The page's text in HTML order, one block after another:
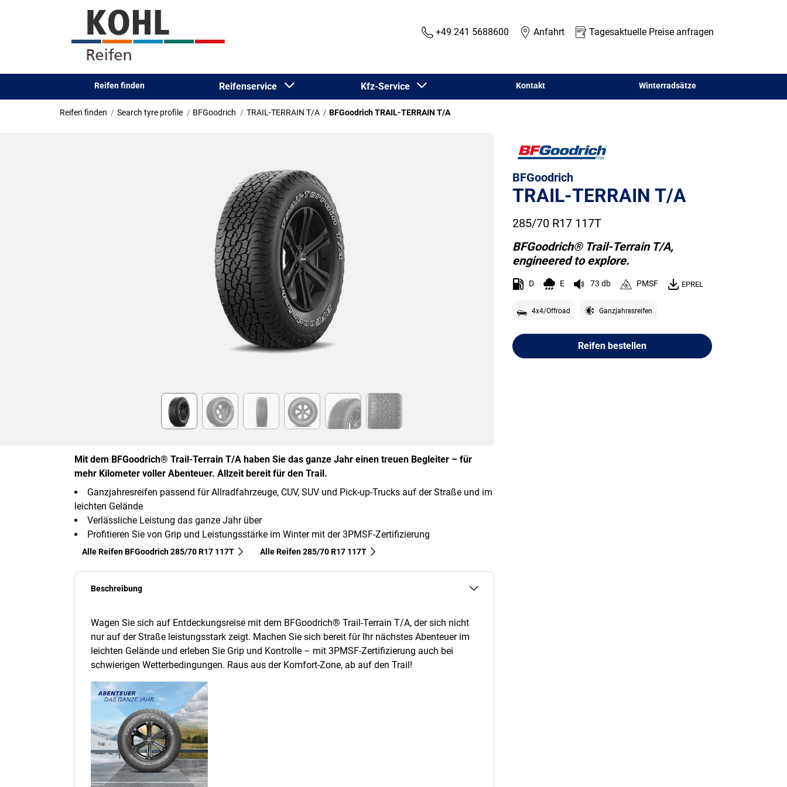
+49 241 5688600 Anfahrt Tagesaktuelle Preise anfragen
Reifen finden Reifenservice Kfz-Service Kontakt Winterradsätze
Reifen finden Search tyre profile BFGoodrich TRAIL-TERRAIN T/A BFGoodrich TRAIL-TERRAIN T/A
Mit dem BFGoodrich® Trail-Terrain T/A haben Sie das ganze Jahr einen treuen Begleiter – für
mehr Kilometer voller Abenteuer. Allzeit bereit für den Trail.
Ganzjahresreifen passend für Allradfahrzeuge, CUV, SUV und Pick-up-Trucks auf der Straße und im
leichten Gelände
Verlässliche Leistung das ganze Jahr über
Profitieren Sie von Grip und Leistungsstärke im Winter mit der 3PMSF-Zertifizierung
Alle Reifen BFGoodrich 285/70 R17 117T Alle Reifen‎ 285/70 R17 117T
Beschreibung
Wagen Sie sich auf Entdeckungsreise mit dem BFGoodrich® Trail-Terrain T/A, der sich nicht
nur auf der Straße leistungsstark zeigt. Machen Sie sich bereit für Ihr nächstes Abenteuer im
leichten Gelände und erleben Sie Grip und Kontrolle – mit 3PMSF-Zertifizierung auch bei
schwierigen Wetterbedingungen. Raus aus der Komfort-Zone, ab auf den Trail!
BFGoodrich
TRAIL-TERRAIN T/A
285/70 R17 117T
BFGoodrich® Trail-Terrain T/A,
engineered to explore.
D E 73 db PMSF EPREL
4x4/Offroad Ganzjahresreifen
Reifen bestellen